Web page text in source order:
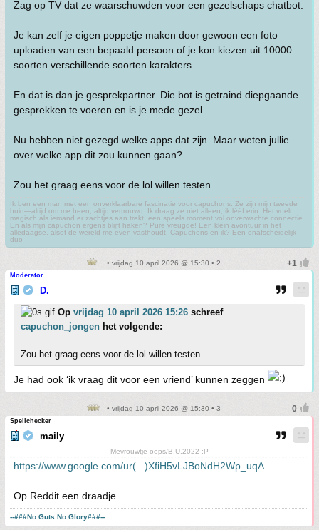
Zag op TV dat ze waarschuwden voor een gezelschaps chatbot.
Je kan zelf je eigen poppetje maken door gewoon een foto
uploaden van een bepaald persoon of je kon kiezen uit 10000
soorten verschillende soorten karakters...
En dat is dan je gesprekpartner. Die bot is getraind diepgaande
gesprekken te voeren en is je mede gezel
Nu hebben niet gezegd welke apps dat zijn. Maar weten jullie
over welke app dit zou kunnen gaan?
Zou het graag eens voor de lol willen testen.
Ik ben een man met een onverklaarbare fascinatie voor capuchons. Ze zijn mijn tweede
huid—altijd om me heen, altijd vertrouwd. Ik draag ze niet alleen, ik lééf erin. Het voelt
magisch als iemand er zachtjes aan trekt, een speels moment vol onverwachte connectie.
En als mijn capuchon ergens blijft haken? Pure vreugde! Een klein avontuur in het
alledaagse, alsof de wereld me even vasthoudt. Capuchons en ik? Een onafscheidelijk
duo
• vrijdag 10 april 2026 @ 15:30 • 2
Moderator
D.
Op vrijdag 10 april 2026 15:26 schreef
capuchon_jongen het volgende:
Zou het graag eens voor de lol willen testen.
Je had ook ‘ik vraag dit voor een vriend’ kunnen zeggen
• vrijdag 10 april 2026 @ 15:30 • 3
Spellchecker
maily
Mevrouwtje oeps/B.U.2022 :P
https://www.google.com/ur(...)XfiH5vLJBoNdH2Wp_uqA
Op Reddit een draadje.
--###No Guts No Glory###--